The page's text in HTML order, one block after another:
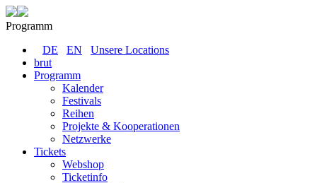
Programm
DE
EN
Unsere Locations
brut
Programm
Kalender
Festivals
Reihen
Projekte & Kooperationen
Netzwerke
Tickets
Webshop
Ticketinfo